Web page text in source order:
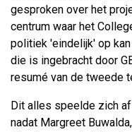
gesproken over het
centrum waar het
politiek 'eindelijk' op
die is ingebracht door
resumé van de tweede
Dit alles speelde zich af
nadat Margreet Buwalda,